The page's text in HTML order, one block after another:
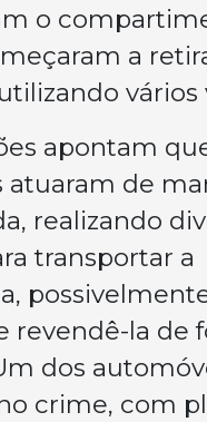
o
a
vários
apontam
atuaram de
realizando
transportar a
revendê-la de
dos
crime, com